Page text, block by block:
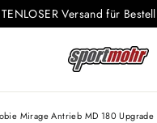
Versand für
Mirage Antrieb MD 180 Upgrade